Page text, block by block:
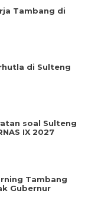
Tambang di
di Sulteng
soal Sulteng
IX 2027
Tambang
Gubernur